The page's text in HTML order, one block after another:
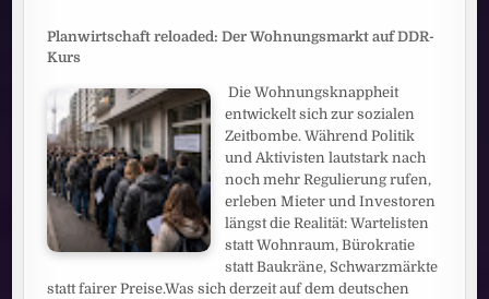
Planwirtschaft reloaded: Der Wohnungsmarkt auf DDR-
Kurs
Die Wohnungsknappheit
entwickelt sich zur sozialen
Zeitbombe. Während Politik
und Aktivisten lautstark nach
noch mehr Regulierung rufen,
erleben Mieter und Investoren
längst die Realität: Wartelisten
statt Wohnraum, Bürokratie
statt Baukräne, Schwarzmärkte
statt fairer Preise.Was sich derzeit auf dem deutschen